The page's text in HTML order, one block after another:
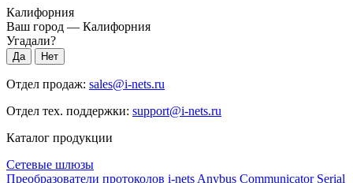
Калифорния
Ваш город — Калифорния
Угадали?
Отдел продаж: sales@i-nets.ru
Отдел тех. поддержки: support@i-nets.ru
Каталог продукции
Сетевые шлюзы
Преобразователи протоколов i-nets Anybus Communicator Serial